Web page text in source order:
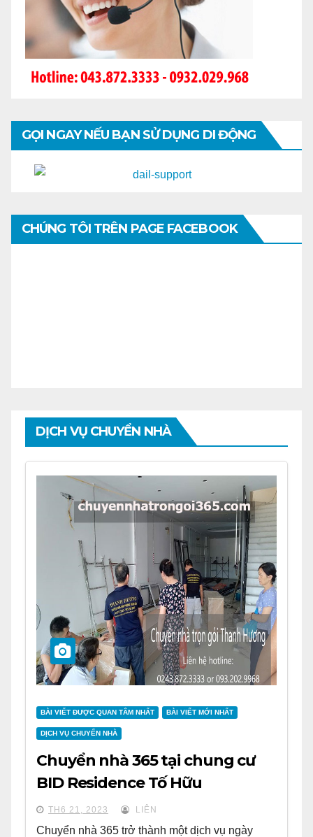
GỌI NGAY NẾU BẠN SỬ DỤNG DI ĐỘNG
CHÚNG TÔI TRÊN PAGE FACEBOOK
DỊCH VỤ CHUYỂN NHÀ
BÀI VIẾT ĐƯỢC QUAN TÂM NHẤT BÀI VIẾT MỚI NHẤT
DỊCH VỤ CHUYỂN NHÀ
Chuyển nhà 365 tại chung cư
BID Residence Tố Hữu
TH6 21, 2023 LIÊN
Chuyển nhà 365 trở thành một dịch vụ ngày